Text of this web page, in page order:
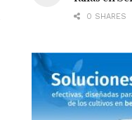
0 SHARES